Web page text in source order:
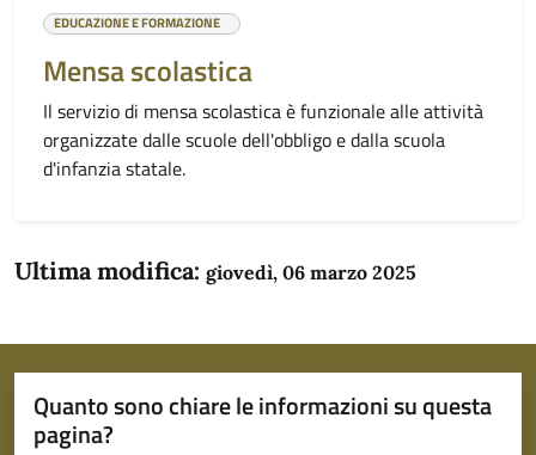
EDUCAZIONE E FORMAZIONE
Mensa scolastica
Il servizio di mensa scolastica è funzionale alle attività
organizzate dalle scuole dell'obbligo e dalla scuola
d'infanzia statale.
Ultima modifica: giovedì, 06 marzo 2025
Quanto sono chiare le informazioni su questa
pagina?